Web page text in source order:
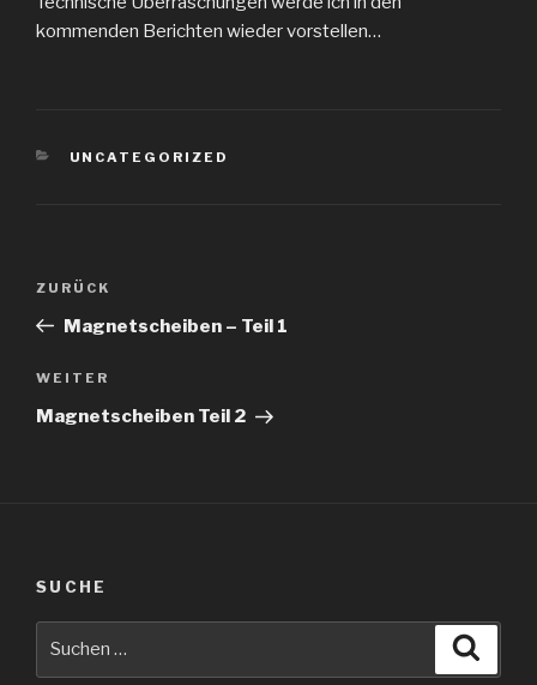
kommenden Berichten wieder vorstellen…
KATEGORIEN
UNCATEGORIZED
Beitragsnavigation
Vorheriger
Beitrag
ZURÜCK
Magnetscheiben – Teil 1
Nächster
Beitrag
WEITER
Magnetscheiben Teil 2
SUCHE